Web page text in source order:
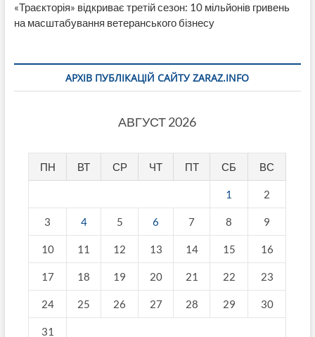
«Траєкторія» відкриває третій сезон: 10 мільйонів гривень
на масштабування ветеранського бізнесу
АРХІВ ПУБЛІКАЦІЙ САЙТУ ZARAZ.INFO
АВГУСТ 2026
ПН ВТ СР ЧТ ПТ СБ ВС
1 2
3 4 5 6 7 8 9
10 11 12 13 14 15 16
17 18 19 20 21 22 23
24 25 26 27 28 29 30
31